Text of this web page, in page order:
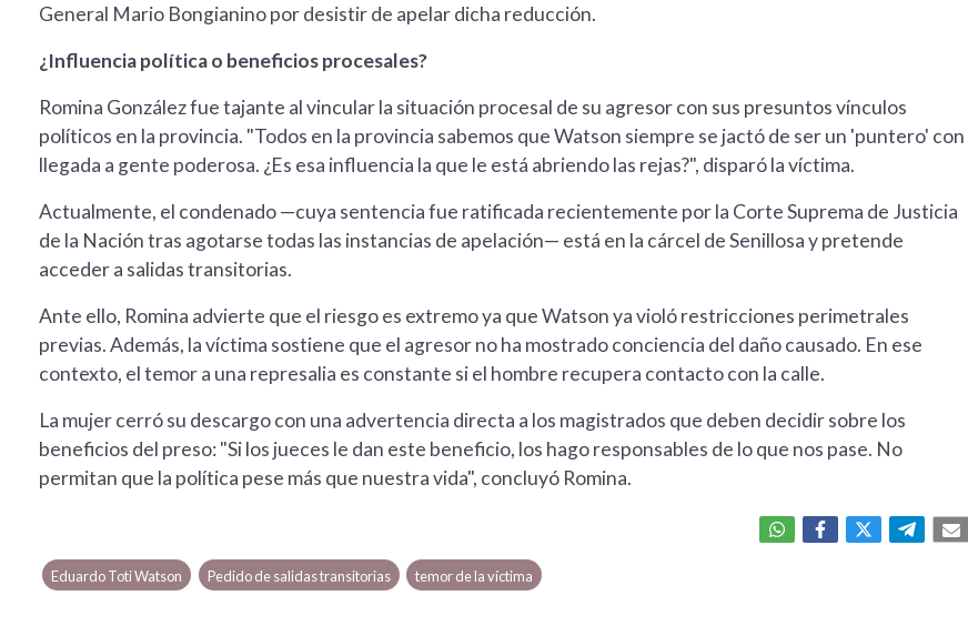
General Mario Bongianino por desistir de apelar dicha reducción.
¿Influencia política o beneficios procesales?
Romina González fue tajante al vincular la situación procesal de su agresor con sus presuntos vínculos
políticos en la provincia. "Todos en la provincia sabemos que Watson siempre se jactó de ser un 'puntero' con
llegada a gente poderosa. ¿Es esa influencia la que le está abriendo las rejas?", disparó la víctima.
Actualmente, el condenado —cuya sentencia fue ratificada recientemente por la Corte Suprema de Justicia
de la Nación tras agotarse todas las instancias de apelación— está en la cárcel de Senillosa y pretende
acceder a salidas transitorias.
Ante ello, Romina advierte que el riesgo es extremo ya que Watson ya violó restricciones perimetrales
previas. Además, la víctima sostiene que el agresor no ha mostrado conciencia del daño causado. En ese
contexto, el temor a una represalia es constante si el hombre recupera contacto con la calle.
La mujer cerró su descargo con una advertencia directa a los magistrados que deben decidir sobre los
beneficios del preso: "Si los jueces le dan este beneficio, los hago responsables de lo que nos pase. No
permitan que la política pese más que nuestra vida", concluyó Romina.
Eduardo Toti Watson Pedido de salidas transitorias temor de la víctima